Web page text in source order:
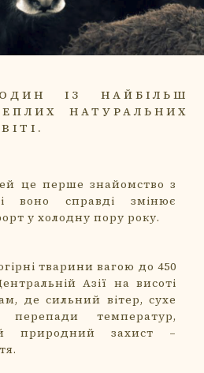
ІЗ НАЙБІЛЬШ
НАТУРАЛЬНИХ
це перше знайомство з
воно справді змінює
у холодну пору року.
тварини вагою до 450
Азії на висоті
де сильний вітер, сухе
перепади температур,
природний захист –